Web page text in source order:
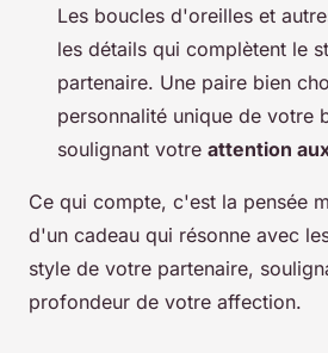
Les boucles d'oreilles et
les détails qui complètent le
partenaire. Une paire bien
personnalité unique de votre
soulignant votre attention
Ce qui compte, c'est la pensée
d'un cadeau qui résonne avec
style de votre partenaire,
profondeur de votre affection.